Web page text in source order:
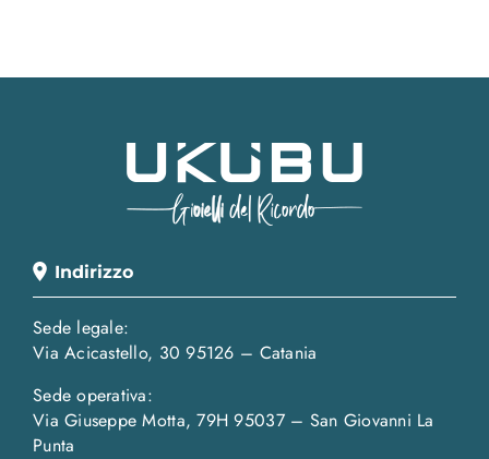
Indirizzo
Sede legale:
Via Acicastello, 30 95126 – Catania
Sede operativa:
Via Giuseppe Motta, 79H 95037 – San Giovanni La
Punta